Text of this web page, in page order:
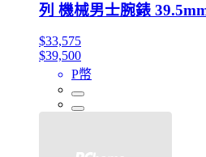
列 機械男士腕錶
$33,575
$39,500
P幣